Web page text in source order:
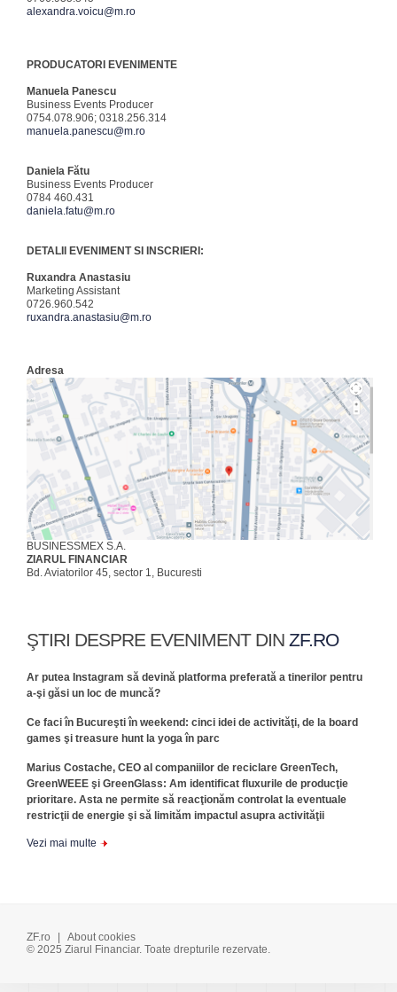
alexandra.voicu@m.ro
PRODUCATORI EVENIMENTE
Manuela Panescu
Business Events Producer
0754.078.906; 0318.256.314
manuela.panescu@m.ro
Daniela Fătu
Business Events Producer
0784 460.431
daniela.fatu@m.ro
DETALII EVENIMENT SI INSCRIERI:
Ruxandra Anastasiu
Marketing Assistant
0726.960.542
ruxandra.anastasiu@m.ro
Adresa
BUSINESSMEX S.A.
ZIARUL FINANCIAR
Bd. Aviatorilor 45, sector 1, Bucuresti
ŞTIRI DESPRE EVENIMENT DIN ZF.RO
Ar putea Instagram să devină platforma preferată a tinerilor pentru
a-şi găsi un loc de muncă?
Ce faci în Bucureşti în weekend: cinci idei de activităţi, de la board
games şi treasure hunt la yoga în parc
Marius Costache, CEO al companiilor de reciclare GreenTech,
GreenWEEE şi GreenGlass: Am identificat fluxurile de producţie
prioritare. Asta ne permite să reacţionăm controlat la eventuale
restricţii de energie şi să limităm impactul asupra activităţii
Vezi mai multe
ZF.ro |
About cookies
© 2025 Ziarul Financiar. Toate drepturile rezervate.